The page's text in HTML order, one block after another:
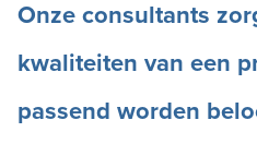
Onze consultants
kwaliteiten van een
passend worden